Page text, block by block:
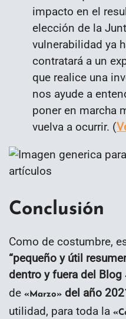
impacto en el
elección de la
vulnerabilidad ya
contratará a un
que realice una
nos ayude a
poner en marcha
vuelva a ocurrir. (
Conclusión
Como de costumbre,
“pequeño y útil
dentro y fuera del Blog
de «Marzo» del año
utilidad, para toda la